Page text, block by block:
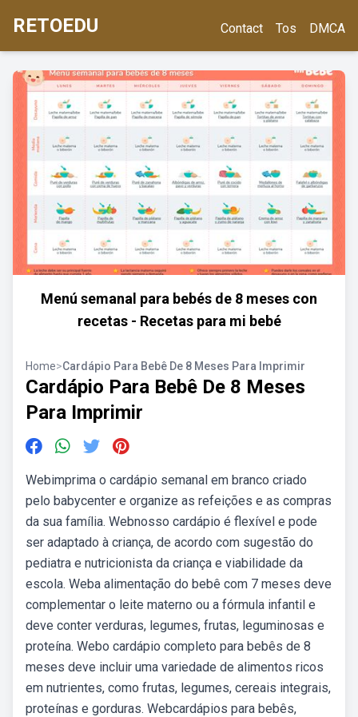
RETOEDU Contact Tos DMCA
Menú semanal para bebés de 8 meses con
recetas - Recetas para mi bebé
Home>Cardápio Para Bebê De 8 Meses Para Imprimir
Cardápio Para Bebê De 8 Meses
Para Imprimir
Webimprima o cardápio semanal em branco criado
pelo babycenter e organize as refeições e as compras
da sua família. Webnosso cardápio é flexível e pode
ser adaptado à criança, de acordo com sugestão do
pediatra e nutricionista da criança e viabilidade da
escola. Weba alimentação do bebê com 7 meses deve
complementar o leite materno ou a fórmula infantil e
deve conter verduras, legumes, frutas, leguminosas e
proteína. Webo cardápio completo para bebês de 8
meses deve incluir uma variedade de alimentos ricos
em nutrientes, como frutas, legumes, cereais integrais,
proteínas e gorduras. Webcardápios para bebês,